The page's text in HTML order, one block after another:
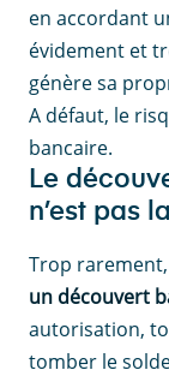
en accordant
évidement et
génère sa
A défaut, le
bancaire.
Le
n’est pas
Trop
un découvert
autorisation,
tomber le